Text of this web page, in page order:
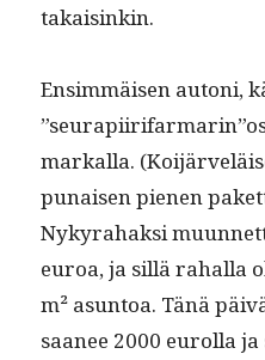
takaisinkin.
Ensim­mäisen autoni,
markalla.
punaisen pienen
Nykyra­hak­si
euroa, ja sil­lä rahal­la
m² asun­toa. Tänä
saa­nee 2000 eurol­la